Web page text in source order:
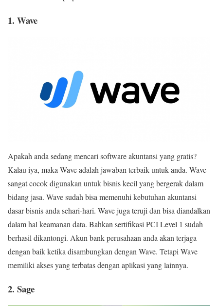
1. Wave
Apakah anda sedang mencari software akuntansi yang gratis?
Kalau iya, maka Wave adalah jawaban terbaik untuk anda. Wave
sangat cocok digunakan untuk bisnis kecil yang bergerak dalam
bidang jasa. Wave sudah bisa memenuhi kebutuhan akuntansi
dasar bisnis anda sehari-hari. Wave juga teruji dan bisa diandalkan
dalam hal keamanan data. Bahkan sertifikasi PCI Level 1 sudah
berhasil dikantongi. Akun bank perusahaan anda akan terjaga
dengan baik ketika disambungkan dengan Wave. Tetapi Wave
memiliki akses yang terbatas dengan aplikasi yang lainnya.
2. Sage